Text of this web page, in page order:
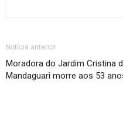
Notícia anterior
Moradora do Jardim Cristina
Mandaguari morre aos 53